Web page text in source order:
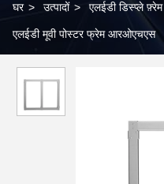
घर > उत्पादों > एलईडी डिस्प्ले फ़्रेम
एलईडी मूवी पोस्टर फ्रेम आरओएचएस